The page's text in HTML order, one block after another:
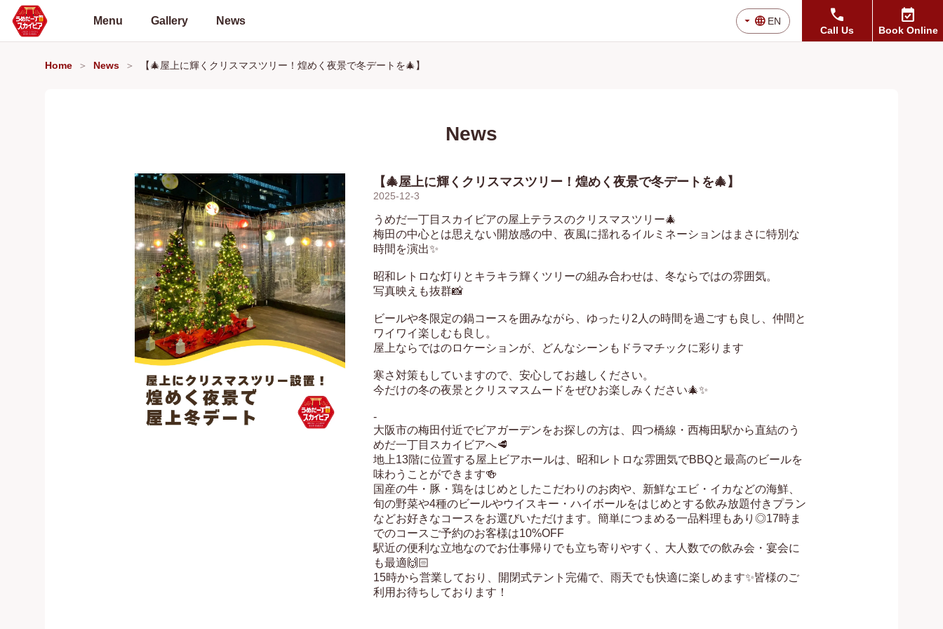
Menu Gallery News arrow_drop_down language EN call
Call Us
event_available
Book Online
Home News 【🎄屋上に輝くクリスマスツリー！煌めく夜景で冬デートを🎄】
News
【🎄屋上に輝くクリスマスツリー！煌めく夜景で冬デートを🎄】
2025-12-3
うめだ一丁目スカイビアの屋上テラスのクリスマスツリー🎄
梅田の中心とは思えない開放感の中、夜風に揺れるイルミネーションはまさに特別な
時間を演出✨
昭和レトロな灯りとキラキラ輝くツリーの組み合わせは、冬ならではの雰囲気。
写真映えも抜群📸
ビールや冬限定の鍋コースを囲みながら、ゆったり2人の時間を過ごすも良し、仲間と
ワイワイ楽しむも良し。
屋上ならではのロケーションが、どんなシーンもドラマチックに彩ります
寒さ対策もしていますので、安心してお越しください。
今だけの冬の夜景とクリスマスムードをぜひお楽しみください🎄✨
-
大阪市の梅田付近でビアガーデンをお探しの方は、四つ橋線・西梅田駅から直結のう
めだ一丁目スカイビアへ🥩
地上13階に位置する屋上ビアホールは、昭和レトロな雰囲気でBBQと最高のビールを
味わうことができます🍻
国産の牛・豚・鶏をはじめとしたこだわりのお肉や、新鮮なエビ・イカなどの海鮮、
旬の野菜や4種のビールやウイスキー・ハイボールをはじめとする飲み放題付きプラン
などお好きなコースをお選びいただけます。簡単につまめる一品料理もあり◎17時ま
でのコースご予約のお客様は10%OFF
駅近の便利な立地なのでお仕事帰りでも立ち寄りやすく、大人数での飲み会・宴会に
も最適🙌🏻
15時から営業しており、開閉式テント完備で、雨天でも快適に楽しめます✨皆様のご
利用お待ちしております！